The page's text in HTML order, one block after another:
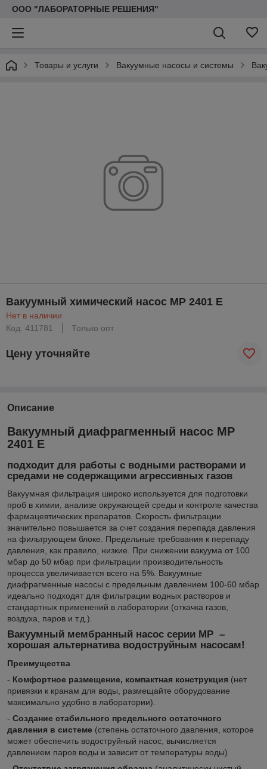
ООО "ЛАБОРАТОРНЫЕ РЕШЕНИЯ"
Товары и услуги Вакуумные насосы и системы
Вакуумный химический насос MP 2401 E
Нет в наличии
Код: 411781
Только опт
Цену уточняйте
Описание
Вакуумный диафрагменный насос MP
2401 E
подходит для работы с водными растворами и
средами не содержащими агрессивных газов
Вакуумная фильтрация широко используется для подготовки
проб в химии, анализе окружающей среды и контроле качества
фармацевтических препаратов. Скорость фильтрации
значительно повышается за счет создания перепада давления
на фильтрующем блоке. Предельные требования к перепаду
давления, как правило, низкие. При снижении вакуума от 100
мбар до 50 мбар при фильтрации производительность
процесса увеличивается всего на 5%. Вакуумные
диафрагменные насосы с предельным давлением 100-60 мбар
идеально подходят для фильтрации водных растворов и
стандартных применений в лаборатории (откачка газов,
воздуха, паров и т.д.).
Вакуумный мембранный насос серии МР –
хорошая альтернатива водоструйным насосам!
Преимущества
- Комфортное размещение, компактная конструкция (нет
привязки к кранам для воды, размещайте оборудование
максимально удобно в лаборатории).
- Создание стабильного предельного остаточного
давления в системе (степень остаточного давления, которое
может обеспечить водоструйный насос, вычисляется
давлением паров воды и зависит от температуры воды)